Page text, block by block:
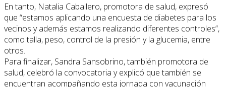
En tanto, Natalia Caballero, promotora de salud, expresó
que “estamos aplicando una encuesta de diabetes para los
vecinos y además estamos realizando diferentes controles”,
como talla, peso, control de la presión y la glucemia, entre
otros.
Para finalizar, Sandra Sansobrino, también promotora de
salud, celebró la convocatoria y explicó que también se
encuentran acompañando esta jornada con vacunación